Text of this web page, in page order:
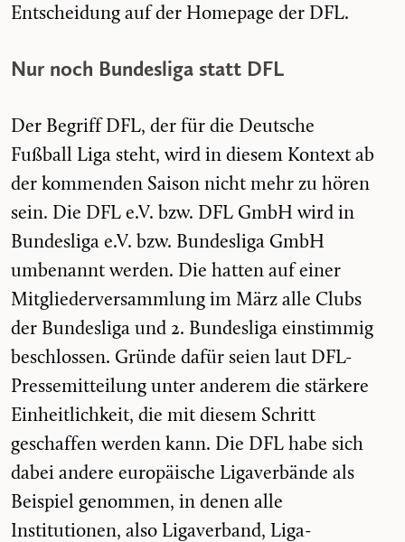
Entscheidung auf der Homepage der DFL.
Nur noch Bundesliga statt DFL
Der Begriff DFL, der für die Deutsche
Fußball Liga steht, wird in diesem Kontext ab
der kommenden Saison nicht mehr zu hören
sein. Die DFL e.V. bzw. DFL GmbH wird in
Bundesliga e.V. bzw. Bundesliga GmbH
umbenannt werden. Die hatten auf einer
Mitgliederversammlung im März alle Clubs
der Bundesliga und 2. Bundesliga einstimmig
beschlossen. Gründe dafür seien laut DFL-
Pressemitteilung unter anderem die stärkere
Einheitlichkeit, die mit diesem Schritt
geschaffen werden kann. Die DFL habe sich
dabei andere europäische Ligaverbände als
Beispiel genommen, in denen alle
Institutionen, also Ligaverband, Liga-